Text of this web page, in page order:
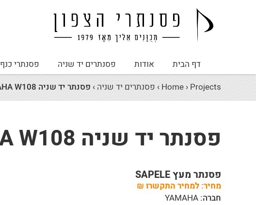
דף הבית אודות פסנתרים יד שניה פסנתרי כנף
Home › Projects
› פסנתרים יד שניה › פסנתר יד שניה YAMAHA W108
פסנתר יד שניה YAMAHA W108
פסנתר מעץ SAPELE
מחיר: למחיר התקשרו ₪
חברה: YAMAHA